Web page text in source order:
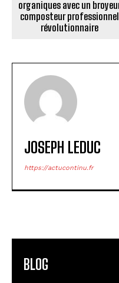
organiques avec un
composteur professionnel
révolutionnaire
JOSEPH LEDUC
https://actucontinu.fr
BLOG